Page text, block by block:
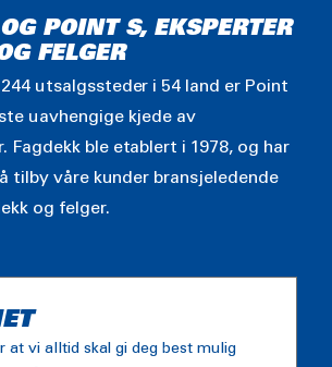
POINT S, EKSPERTER
FELGER
utsalgssteder i 54 land er Point
uavhengige kjede av
Fagdekk ble etablert i 1978, og har
tilby våre kunder bransjeledende
og felger.
at vi alltid skal gi deg best mulig